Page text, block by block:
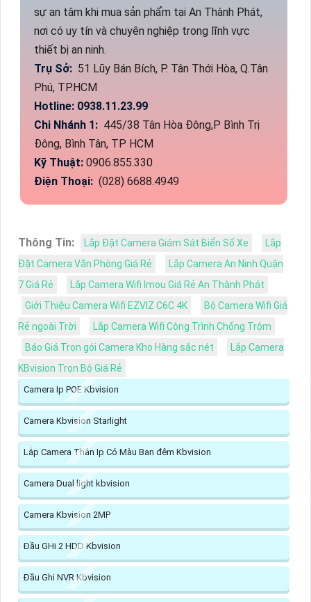
sự an tâm khi mua sản phẩm tại An Thành Phát,
nơi có uy tín và chuyên nghiệp trong lĩnh vực
thiết bị an ninh.
Trụ Sở: 51 Lũy Bán Bích, P. Tân Thới Hòa, Q.Tân
Phú, TP.HCM
Hotline: 0938.11.23.99
Chi Nhánh 1: 445/38 Tân Hòa Đông,P Bình Trị
Đông, Bình Tân, TP HCM
Kỹ Thuật: 0906.855.330
Điện Thoại: (028) 6688.4949
Thông Tin: Lắp Đặt Camera Giám Sát Biển Số Xe
Lắp
Đặt Camera Văn Phòng Giá Rẻ
Lắp Camera An Ninh Quận
7 Giá Rẻ
Lắp Camera Wifi Imou Giá Rẻ An Thành Phát
Giới Thiệu Camera Wifi EZVIZ C6C 4K
Bộ Camera Wifi Giá
Rẻ ngoài Trời
Lắp Camera Wifi Công Trình Chống Trộm
Báo Giá Trọn gói Camera Kho Hàng sắc nét
Lắp Camera
KBvision Trọn Bộ Giá Rẻ
Camera Ip POE Kbvision
Camera Kbvision Starlight
Lắp Camera Thân Ip Có Màu Ban đêm Kbvision
Camera Dual light kbvision
Camera Kbvision 2MP
Đầu GHi 2 HDD Kbvision
Đầu Ghi NVR Kbvision